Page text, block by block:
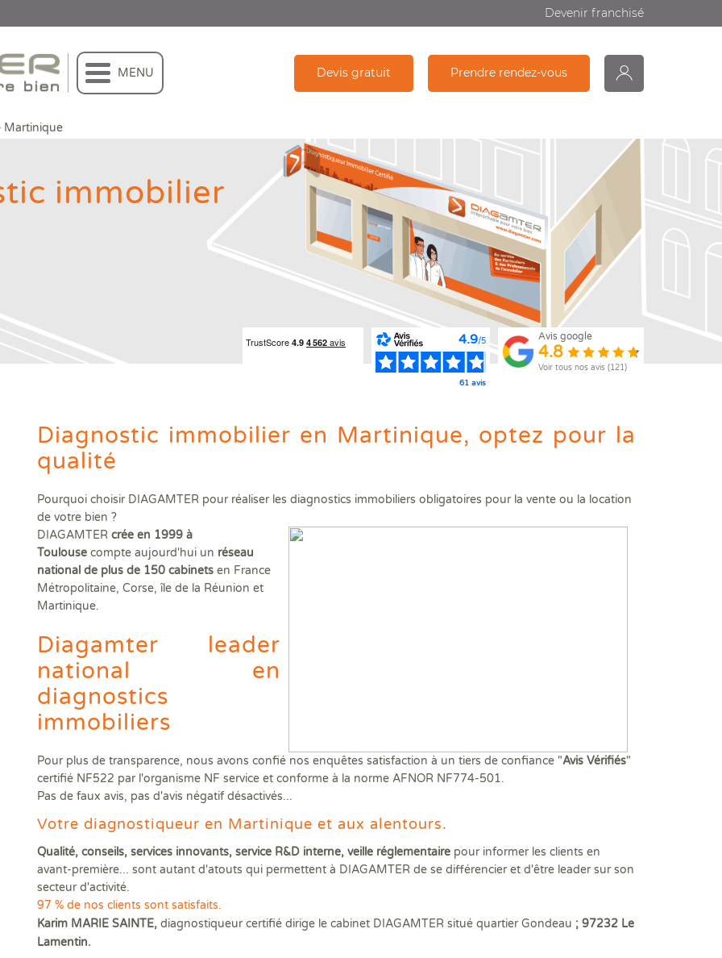
Devenir franchisé
MENU Devis gratuit Prendre rendez-vous
et s'engage à être irréprochable pour votre bien !
Quels sont les diagnostics immobiliers obligatoires lors d'une vente ou une location ?
Assainissement Collectif et Non collectif
Audit énergétique réglementaire
DPE - Diagnostic de performance énergétique
Diagnostic Etat Parasitaire
Diagnostic Mérules
Diagnostic Plomb dans l'Eau
Diagnostic Sécurité Piscine
Diagnostic amiante
Diagnostic amiante avant démolition ou travaux
Diagnostic gaz
Diagnostic logement décent
Diagnostic électricité
Dossier Amiante Parties Privatives (DAPP)
ERP Etat des Risques et Pollutions
Plan 3D Diagplan
Prêt conventionné (PC)
Quels diagnostics pour bénéficier des aides à la rénovation ?
Audit énergétique rénovation MonAuditRénov'
Vos diagnostics immobiliers en copropriété
DPE collectif
Etat descriptif de division
PPPT Projet de Plan Pluriannuel de Travaux
Répartitions de charges et tantièmes
Diagnostics avant et après travaux ou démolition
Contrôle périodique amiante
Diagnostic termites avant démolition
Diagnostic/Contrôle amiante avant démolition
Diagnostic/Contrôle amiante avant travaux
Diagnostics amiante et HAP sur enrobés
Examen visuel amiante après travaux de désamiantage
Qui sommes-nous ?
DIAG TV
Martinique
immobilier
4.9/5
61 avis
Avis google
4.8
Voir tous nos avis (121)
Diagnostic immobilier en Martinique, optez pour la
qualité
Pourquoi choisir DIAGAMTER pour réaliser les diagnostics immobiliers obligatoires pour la vente ou la location
de votre bien ?
DIAGAMTER crée en 1999 à
Toulouse compte aujourd'hui un réseau
national de plus de 150 cabinets en France
Métropolitaine, Corse, île de la Réunion et
Martinique.
Diagamter leader
national en
diagnostics
immobiliers
Pour plus de transparence, nous avons confié nos enquêtes satisfaction à un tiers de confiance "Avis Vérifiés"
certifié NF522 par l'organisme NF service et conforme à la norme AFNOR NF774-501.
Pas de faux avis, pas d'avis négatif désactivés...
Votre diagnostiqueur en Martinique et aux alentours.
Qualité, conseils, services innovants, service R&D interne, veille réglementaire pour informer les clients en
avant-première... sont autant d'atouts qui permettent à DIAGAMTER de se différencier et d'être leader sur son
secteur d'activité.
97 % de nos clients sont satisfaits.
Karim MARIE SAINTE, diagnostiqueur certifié dirige le cabinet DIAGAMTER situé quartier Gondeau ; 97232 Le
Lamentin.